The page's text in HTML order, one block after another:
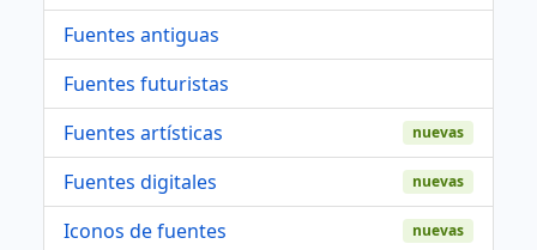
Fuentes antiguas
Fuentes futuristas
Fuentes artísticas
nuevas
Fuentes digitales nuevas
Iconos de fuentes nuevas